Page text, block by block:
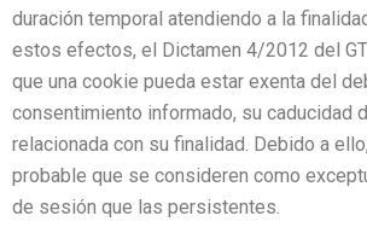
duración temporal atendiendo a la
estos efectos, el Dictamen 4/2012 del
que una cookie pueda estar exenta del
consentimiento informado, su caducidad
relacionada con su finalidad. Debido a
probable que se consideren como
de sesión que las persistentes.